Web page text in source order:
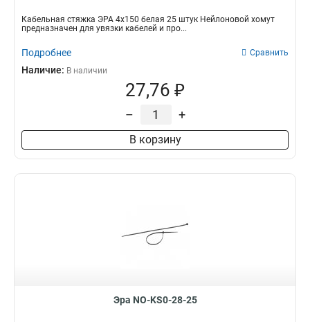
Кабельная стяжка ЭРА 4х150 белая 25 штук Нейлоновой хомут
предназначен для увязки кабелей и про...
Подробнее Сравнить
Наличие: В наличии
27,76 ₽
– +
В корзину
Эра NO-KS0-28-25